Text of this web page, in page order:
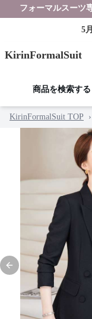
フォーマルスーツ
5
KirinFormalSuit
商品を検索する
KirinFormalSuit TOP ›
Previous slide